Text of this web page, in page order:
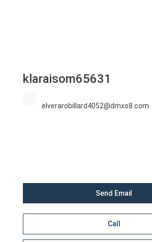
klaraisom65631
elverarobillard4052@dmxs8.com
Send Email
Call